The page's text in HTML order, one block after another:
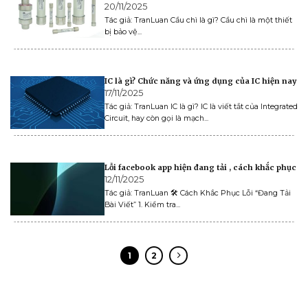
20/11/2025
Tác giả: TranLuan Cầu chì là gì? Cầu chì là một thiết
bị bảo vệ...
IC là gì? Chức năng và ứng dụng của IC hiện nay
17/11/2025
Tác giả: TranLuan IC là gì? IC là viết tắt của Integrated
Circuit, hay còn gọi là mạch...
Lỗi facebook app hiện đang tải , cách khắc phục
12/11/2025
Tác giả: TranLuan 🛠️ Cách Khắc Phục Lỗi “Đang Tải
Bài Viết” 1. Kiểm tra...
1 2